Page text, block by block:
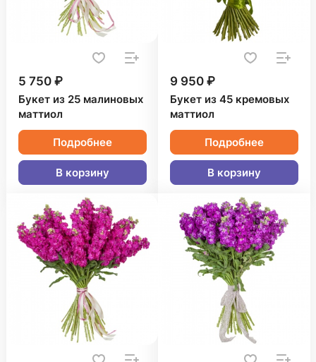
5 750 ₽
Букет из 25 малиновых
маттиол
Подробнее
В корзину
9 950 ₽
Букет из 45 кремовых
маттиол
Подробнее
В корзину